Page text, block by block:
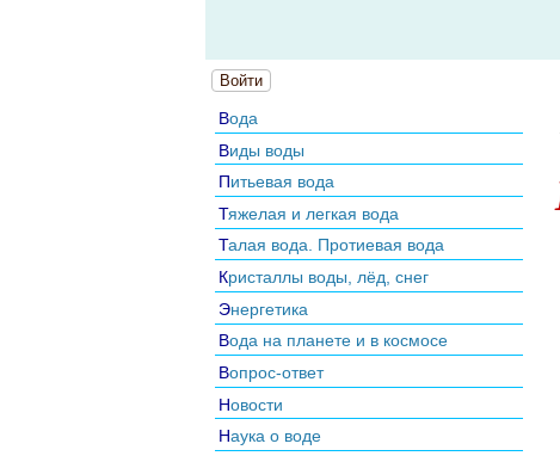
Войти
Вода
Виды воды
Питьевая вода
Тяжелая и легкая вода
Талая вода. Протиевая вода
Кристаллы воды, лёд, снег
Энергетика
Вода на планете и в космосе
Вопрос-ответ
Новости
Наука о воде